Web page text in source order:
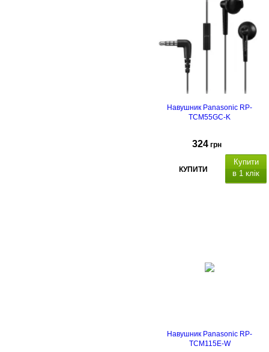
Навушник Panasonic RP-
TCM55GC-K
324 грн
КУПИТИ
Купити
в 1 клік
Навушник Panasonic RP-
TCM115E-W